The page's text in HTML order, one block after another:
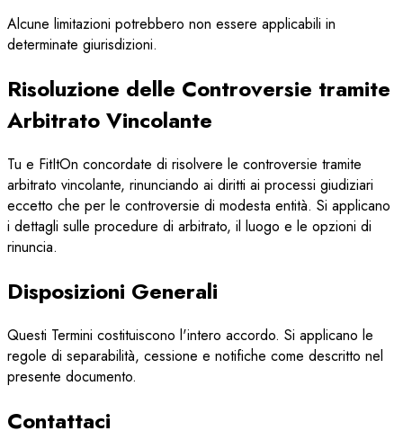
Alcune limitazioni potrebbero non essere applicabili in
determinate giurisdizioni.
Risoluzione delle Controversie tramite
Arbitrato Vincolante
Tu e FitItOn concordate di risolvere le controversie tramite
arbitrato vincolante, rinunciando ai diritti ai processi giudiziari
eccetto che per le controversie di modesta entità. Si applicano
i dettagli sulle procedure di arbitrato, il luogo e le opzioni di
rinuncia.
Disposizioni Generali
Questi Termini costituiscono l'intero accordo. Si applicano le
regole di separabilità, cessione e notifiche come descritto nel
presente documento.
Contattaci